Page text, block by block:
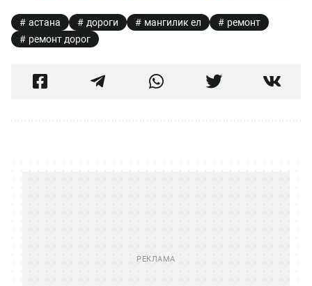
астана дороги мангилик ел
ремонт
ремонт дорог